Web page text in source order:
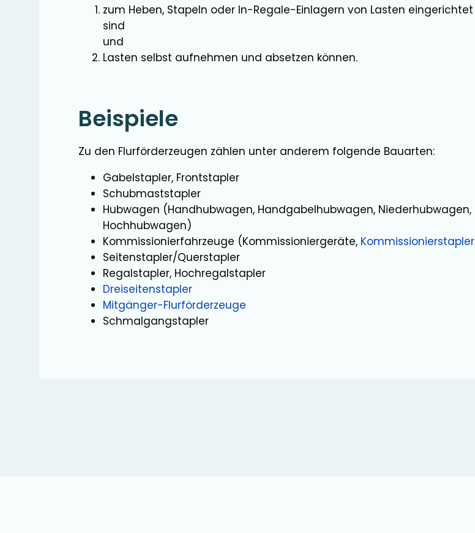
zum Heben, Stapeln oder In-Regale-Einlagern von Lasten eingerichtet
sind
und
Lasten selbst aufnehmen und absetzen können.
Beispiele
Zu den Flurförderzeugen zählen unter anderem folgende Bauarten:
Gabelstapler, Frontstapler
Schubmaststapler
Hubwagen (Handhubwagen, Handgabelhubwagen, Niederhubwagen,
Hochhubwagen)
Kommissionierfahrzeuge (Kommissioniergeräte, Kommissionierstapler
Seitenstapler/Querstapler
Regalstapler, Hochregalstapler
Dreiseitenstapler
Mitgänger-Flurförderzeuge
Schmalgangstapler